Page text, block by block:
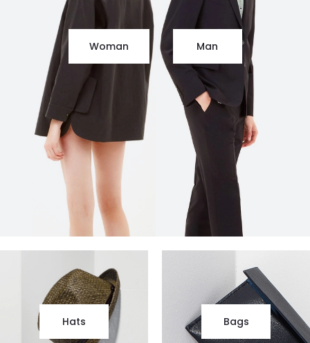
Woman Man
Hats Bags